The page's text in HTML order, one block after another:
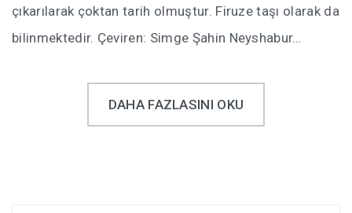
çıkarılarak çoktan tarih olmuştur. Firuze taşı olarak da
bilinmektedir. Çeviren: Simge Şahin Neyshabur…
DAHA FAZLASINI OKU